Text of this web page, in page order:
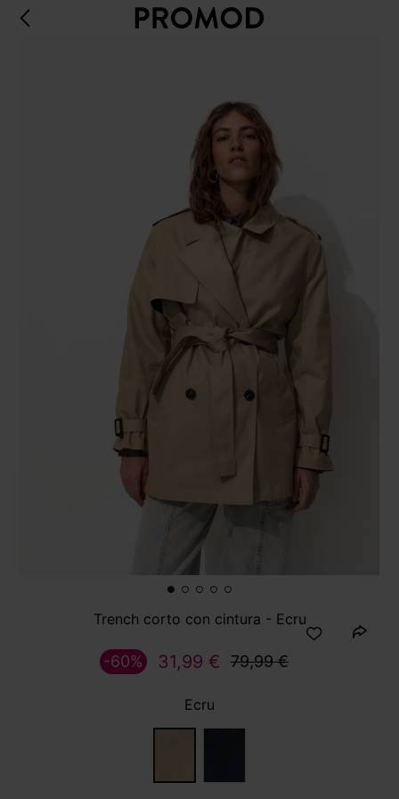
Trench corto con cintura - Ecru
31,99 € 79,99 €
-60%
Ecru